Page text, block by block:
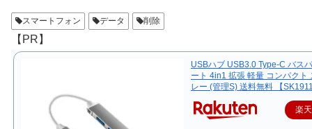
スマートフォン データ 削除
【PR】
USBハブ USB3.0 Type-C バス
ート 4in1 拡張 軽量 コンパクト
レー (管理S) 送料無料 【
楽